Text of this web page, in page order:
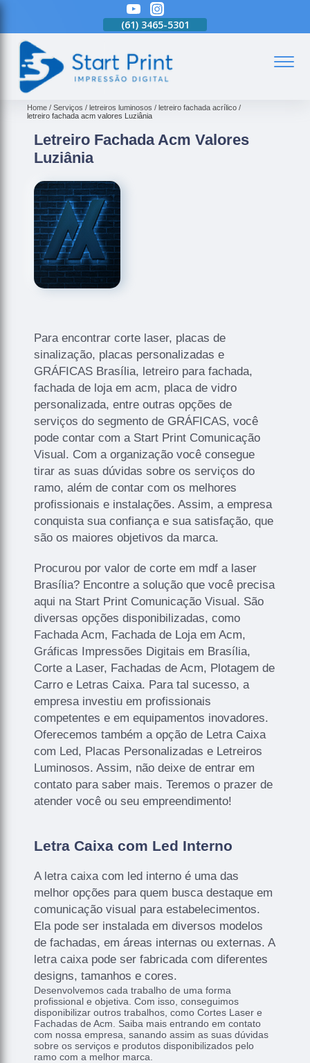
(61) 3465-5301
Home Serviços letreiros luminosos
letreiro fachada acrílico
letreiro fachada acm valores Luziânia
Letreiro Fachada Acm Valores
Luziânia
Para encontrar corte laser, placas de
sinalização, placas personalizadas e
GRÁFICAS Brasília, letreiro para fachada,
fachada de loja em acm, placa de vidro
personalizada, entre outras opções de
serviços do segmento de GRÁFICAS, você
pode contar com a Start Print Comunicação
Visual. Com a organização você consegue
tirar as suas dúvidas sobre os serviços do
ramo, além de contar com os melhores
profissionais e instalações. Assim, a empresa
conquista sua confiança e sua satisfação, que
são os maiores objetivos da marca.
Procurou por valor de corte em mdf a laser
Brasília? Encontre a solução que você precisa
aqui na Start Print Comunicação Visual. São
diversas opções disponibilizadas, como
Fachada Acm, Fachada de Loja em Acm,
Gráficas Impressões Digitais em Brasília,
Corte a Laser, Fachadas de Acm, Plotagem de
Carro e Letras Caixa. Para tal sucesso, a
empresa investiu em profissionais
competentes e em equipamentos inovadores.
Oferecemos também a opção de Letra Caixa
com Led, Placas Personalizadas e Letreiros
Luminosos. Assim, não deixe de entrar em
contato para saber mais. Teremos o prazer de
atender você ou seu empreendimento!
Letra Caixa com Led Interno
A letra caixa com led interno é uma das
melhor opções para quem busca destaque em
comunicação visual para estabelecimentos.
Ela pode ser instalada em diversos modelos
de fachadas, em áreas internas ou externas. A
letra caixa pode ser fabricada com diferentes
designs, tamanhos e cores.
Desenvolvemos cada trabalho de uma forma
profissional e objetiva. Com isso, conseguimos
disponibilizar outros trabalhos, como Cortes Laser e
Fachadas de Acm. Saiba mais entrando em contato
com nossa empresa, sanando assim as suas dúvidas
sobre os serviços e produtos disponibilizados pelo
ramo com a melhor marca.